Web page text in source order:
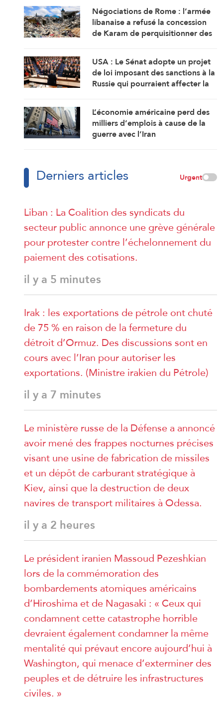
Négociations de Rome : l’armée
libanaise a refusé la concession
de Karam de perquisitionner des
USA : Le Sénat adopte un projet
de loi imposant des sanctions à la
Russie qui pourraient affecter la
L’économie américaine perd des
milliers d’emplois à cause de la
guerre avec l’Iran
Derniers articles Urgent
Liban : La Coalition des syndicats du
secteur public annonce une grève générale
pour protester contre l’échelonnement du
paiement des cotisations.
il y a 5 minutes
Irak : les exportations de pétrole ont chuté
de 75 % en raison de la fermeture du
détroit d’Ormuz. Des discussions sont en
cours avec l’Iran pour autoriser les
exportations. (Ministre irakien du Pétrole)
il y a 7 minutes
Le ministère russe de la Défense a annoncé
avoir mené des frappes nocturnes précises
visant une usine de fabrication de missiles
et un dépôt de carburant stratégique à
Kiev, ainsi que la destruction de deux
navires de transport militaires à Odessa.
il y a 2 heures
Le président iranien Massoud Pezeshkian
lors de la commémoration des
bombardements atomiques américains
d’Hiroshima et de Nagasaki : « Ceux qui
condamnent cette catastrophe horrible
devraient également condamner la même
mentalité qui prévaut encore aujourd’hui à
Washington, qui menace d’exterminer des
peuples et de détruire les infrastructures
civiles. »